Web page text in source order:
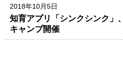
2018年10月5日
知育アプリ「シンクシンク」
キャンプ開催